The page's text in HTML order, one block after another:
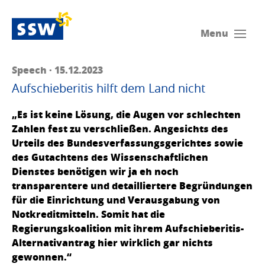
Menu
Speech · 15.12.2023
Aufschieberitis hilft dem Land nicht
„Es ist keine Lösung, die Augen vor schlechten
Zahlen fest zu verschließen. Angesichts des
Urteils des Bundesverfassungsgerichtes sowie
des Gutachtens des Wissenschaftlichen
Dienstes benötigen wir ja eh noch
transparentere und detailliertere Begründungen
für die Einrichtung und Verausgabung von
Notkreditmitteln. Somit hat die
Regierungskoalition mit ihrem Aufschieberitis-
Alternativantrag hier wirklich gar nichts
gewonnen.“